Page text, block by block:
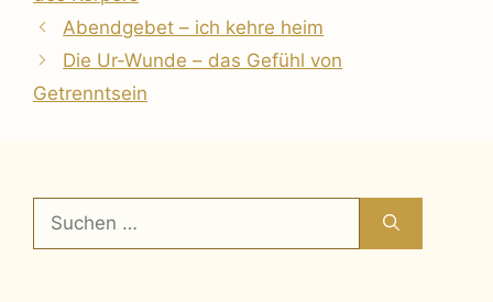
Abendgebet – ich kehre heim
Die Ur-Wunde – das Gefühl von
Getrenntsein
nach: